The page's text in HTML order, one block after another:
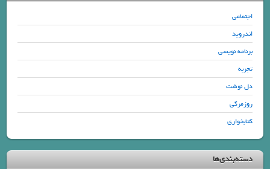
اجتماعی
اندروید
برنامه نویسی
تجربه
دل نوشت
روزمرگی
کتابخواری
دسته‌بندی‌ها